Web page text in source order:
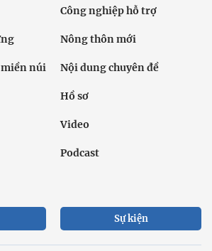
Công nghiệp hỗ trợ
Nông thôn mới
miền núi Nội dung chuyên đề
Hồ sơ
Video
Podcast
Sự kiện